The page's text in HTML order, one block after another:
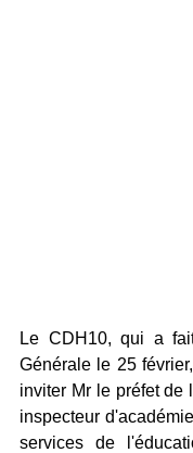
Le CDH10, qui a
Générale le 25
inviter Mr le préfet de
inspecteur
services de